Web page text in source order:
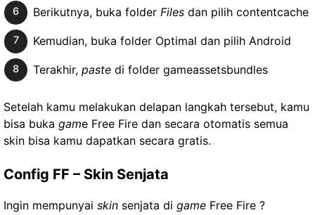
Berikutnya, buka folder Filesdan pilih contentcache
Kemudian, buka folder Optimal dan pilih Android
Terakhir, pastedi folder gameassetsbundles
Setelah kamu melakukan delapan langkah tersebut, kamu
bisa buka game Free Fire dan secara otomatis semua
skin bisa kamu dapatkan secara gratis.
Config FF – Skin Senjata
Ingin mempunyai skin senjata di game Free Fire ?